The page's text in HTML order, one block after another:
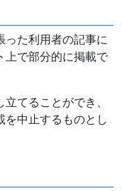
った利用者の記事に
上で部分的に掲載で
てることができ、
を中止するものとし